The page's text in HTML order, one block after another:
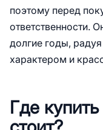
поэтому перед
ответственности.
долгие годы,
характером и
Где